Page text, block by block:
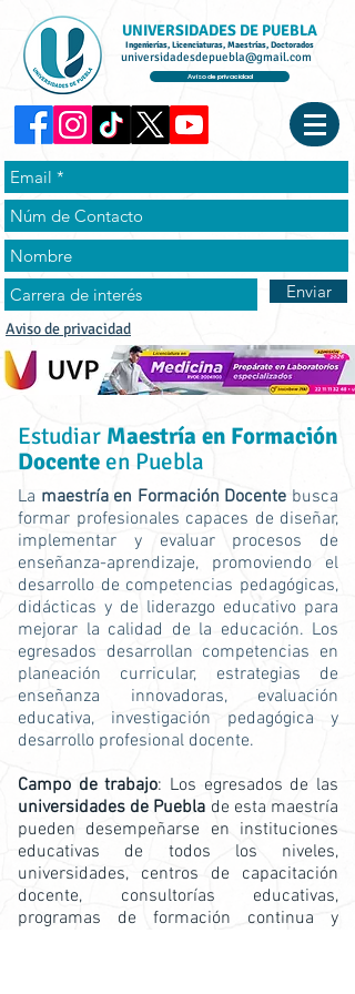
UNIVERSIDADES DE PUEBLA
Ingenierías, Licenciaturas, Maestrías, Doctorados
universidadesdepuebla@gmail.com
Aviso de privacidad
Enviar
Aviso de privacidad
Estudiar Maestría en Formación
Docente en Puebla
La maestría en Formación Docente busca
formar profesionales capaces de diseñar,
implementar y evaluar procesos de
enseñanza-aprendizaje, promoviendo el
desarrollo de competencias pedagógicas,
didácticas y de liderazgo educativo para
mejorar la calidad de la educación. Los
egresados desarrollan competencias en
planeación curricular, estrategias de
enseñanza innovadoras, evaluación
educativa, investigación pedagógica y
desarrollo profesional docente.
Campo de trabajo: Los egresados de las
universidades de Puebla de esta maestría
pueden desempeñarse en instituciones
educativas de todos los niveles,
universidades, centros de capacitación
docente, consultorías educativas,
programas de formación continua y